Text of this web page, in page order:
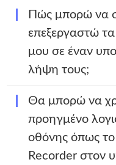
Πώς μπορώ να
επεξεργαστώ
μου σε έναν
λήψη τους;
Θα μπορώ να
προηγμένο
οθόνης όπως
Recorder στον